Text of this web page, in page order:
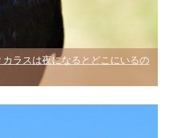
ラスは夜になるとどこにいるの